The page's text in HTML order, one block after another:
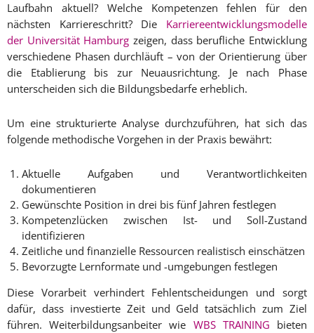
Laufbahn aktuell? Welche Kompetenzen fehlen für den
nächsten Karriereschritt? Die Karriereentwicklungsmodelle
der Universität Hamburg zeigen, dass berufliche Entwicklung
verschiedene Phasen durchläuft – von der Orientierung über
die Etablierung bis zur Neuausrichtung. Je nach Phase
unterscheiden sich die Bildungsbedarfe erheblich.
Um eine strukturierte Analyse durchzuführen, hat sich das
folgende methodische Vorgehen in der Praxis bewährt:
Aktuelle Aufgaben und Verantwortlichkeiten
dokumentieren
Gewünschte Position in drei bis fünf Jahren festlegen
Kompetenzlücken zwischen Ist- und Soll-Zustand
identifizieren
Zeitliche und finanzielle Ressourcen realistisch einschätzen
Bevorzugte Lernformate und -umgebungen festlegen
Diese Vorarbeit verhindert Fehlentscheidungen und sorgt
dafür, dass investierte Zeit und Geld tatsächlich zum Ziel
führen. Weiterbildungsanbeiter wie WBS TRAINING bieten